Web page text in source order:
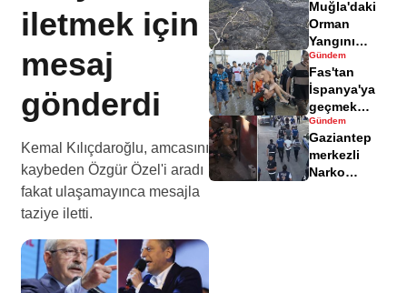
iletmek için
mesaj
gönderdi
Kemal Kılıçdaroğlu, amcasını
kaybeden Özgür Özel'i aradı
fakat ulaşamayınca mesajla
taziye iletti.
yaralandı
Muğla'daki
Orman
Yangını
Sonrası
Zarar Gören
Alanlar
Havadisinde
Gündem
Fas'tan
İspanya'ya
geçmek
isteyen
göçmenler
geri döndü
Gündem
Gaziantep
merkezli
Narko